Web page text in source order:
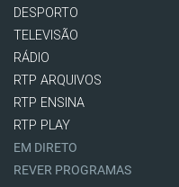
DESPORTO
TELEVISÃO
RÁDIO
RTP ARQUIVOS
RTP ENSINA
RTP PLAY
EM DIRETO
REVER PROGRAMAS